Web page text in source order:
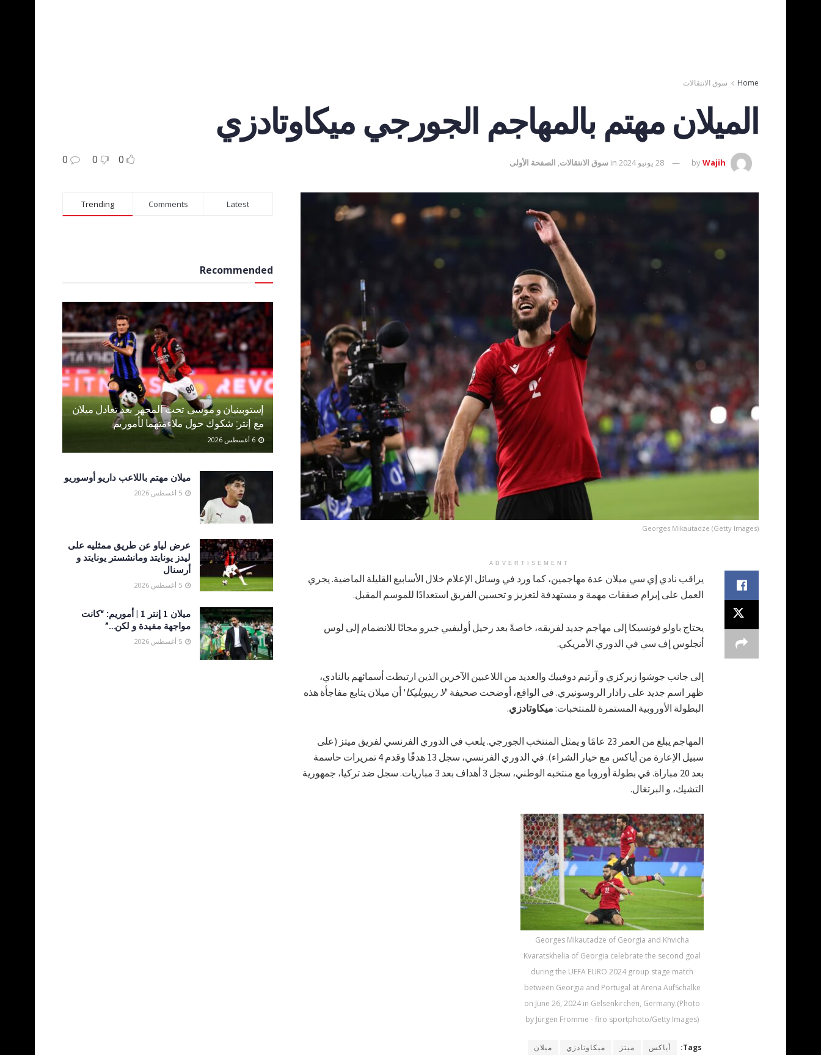
Home سوق الانتقالات
الميلان مهتم بالمهاجم الجورجي ميكاوتادزي
byWajih 28 يونيو 2024 in سوق الانتقالات, الصفحة الأولى 0
0
Georges Mikautadze (Getty Images)
ADVERTISEMENT
يراقب نادي إي سي ميلان عدة مهاجمين، كما ورد في وسائل الإعلام خلال الأسابيع القليلة الماضية. يجري
العمل على إبرام صفقات مهمة و مستهدفة لتعزيز و تحسين الفريق استعدادًا للموسم المقبل.
يحتاج باولو فونسيكا إلى مهاجم جديد لفريقه، خاصةً بعد رحيل أوليفيي جيرو مجانًا للانضمام إلى لوس
أنجلوس إف سي في الدوري الأمريكي.
إلى جانب جوشوا زيركزي و آرتيم دوفبيك والعديد من اللاعبين الآخرين الذين ارتبطت أسمائهم بالنادي،
ظهر اسم جديد على رادار الروسونيري. في الواقع، أوضحت صحيفة 'لا ريبوبليكا' أن ميلان يتابع مفاجأة هذه
البطولة الأوروبية المستمرة للمنتخبات: ميكاوتادزي.
المهاجم يبلغ من العمر 23 عامًا و يمثل المنتخب الجورجي. يلعب في الدوري الفرنسي لفريق ميتز (على
سبيل الإعارة من أياكس مع خيار الشراء). في الدوري الفرنسي، سجل 13 هدفًا وقدم 4 تمريرات حاسمة
بعد 20 مباراة. في بطولة أوروبا مع منتخبه الوطني، سجل 3 أهداف بعد 3 مباريات. سجل ضد تركيا، جمهورية
التشيك، و البرتغال.
Georges Mikautadze of Georgia and Khvicha
Kvaratskhelia of Georgia celebrate the second goal
during the UEFA EURO 2024 group stage match
between Georgia and Portugal at Arena AufSchalke
on June 26, 2024 in Gelsenkirchen, Germany.(Photo
by Jürgen Fromme - firo sportphoto/Getty Images)
Tags: أياكس ميتز ميكاوتادزي ميلان
Trending Comments Latest
Recommended
إستوبينيان و موسى تحت المجهر بعد تعادل ميلان
مع إنتر: شكوك حول ملاءمتهما لأموريم
ميلان مهتم باللاعب داريو أوسوريو
عرض لياو عن طريق ممثليه على
ليدز يونايتد ومانشستر يونايتد و
أرسنال
ميلان 1 إنتر 1 | أموريم: “كانت
مواجهة مفيدة و لكن…”